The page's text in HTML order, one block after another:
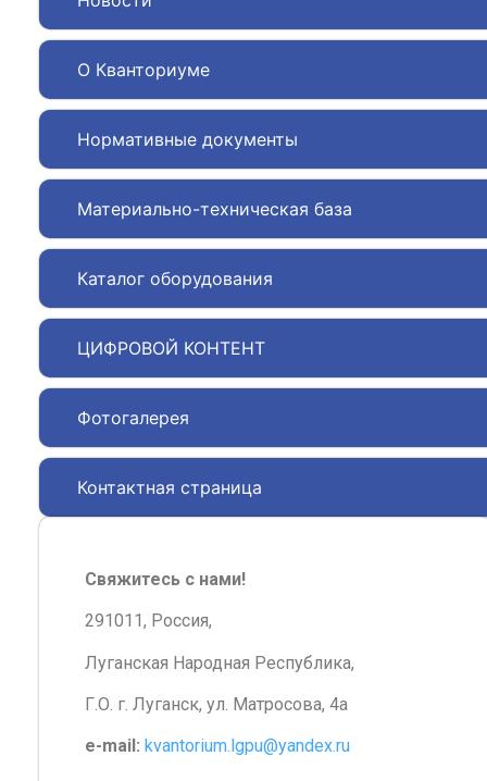
О Кванториуме
Нормативные документы
Материально-техническая база
Каталог оборудования
ЦИФРОВОЙ КОНТЕНТ
Фотогалерея
Контактная страница
Свяжитесь с нами!
291011, Россия,
Луганская Народная Республика,
Г.О. г. Луганск, ул. Матросова, 4а
e-mail: kvantorium.lgpu@yandex.ru